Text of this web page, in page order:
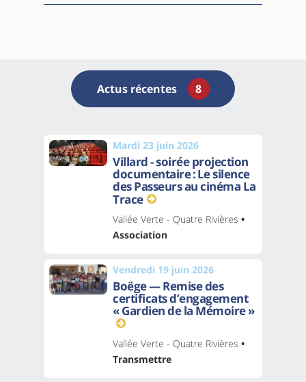
Actus récentes 8
Mardi 23 juin 2026
Villard - soirée projection
documentaire : Le silence
des Passeurs au cinéma La
Trace
Vallée Verte - Quatre Rivières •
Association
Vendredi 19 juin 2026
Boëge — Remise des
certificats d’engagement
« Gardien de la Mémoire »
Vallée Verte - Quatre Rivières •
Transmettre